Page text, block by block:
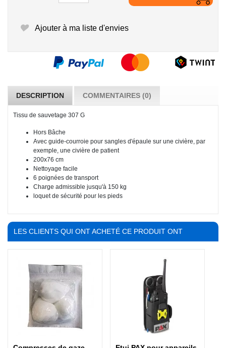
Ajouter à ma liste d'envies
DESCRIPTION COMMENTAIRES (0)
Tissu de sauvetage 307 G
Hors Bâche
Avec guide-courroie pour sangles d'épaule sur une civière, par
exemple, une civière de patient
200x76 cm
Nettoyage facile
6 poignées de transport
Charge admissible jusqu'à 150 kg
loquet de sécurité pour les pieds
LES CLIENTS QUI ONT ACHETÉ CE PRODUIT ONT